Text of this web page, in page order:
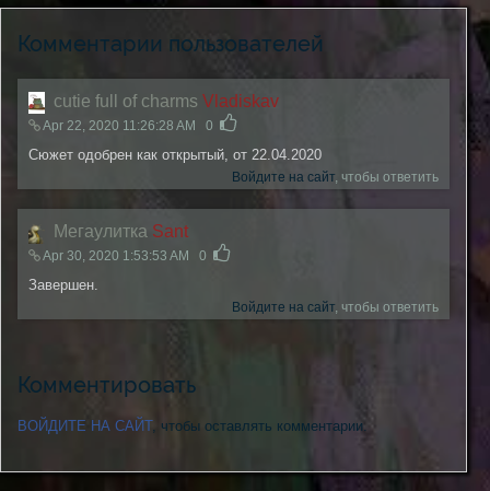
Комментарии пользователей
cutie full of charms Vladiskav
Apr 22, 2020 11:26:28 AM 0
Сюжет одобрен как открытый, от 22.04.2020
Войдите на сайт, чтобы ответить
Мегаулитка Sant
Apr 30, 2020 1:53:53 AM 0
Завершен.
Войдите на сайт, чтобы ответить
Комментировать
ВОЙДИТЕ НА САЙТ, чтобы оставлять комментарии.